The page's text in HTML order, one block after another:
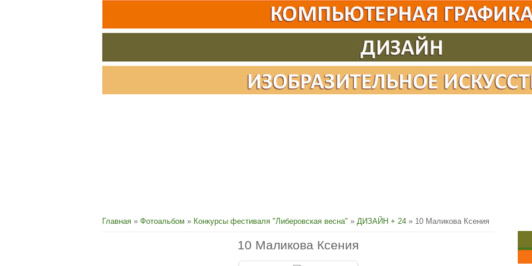
Главная » Фотоальбом » Конкурсы фестиваля "Либеровская весна" » ДИЗАЙН + 24 » 10 Маликова Ксения
10 Маликова Ксения